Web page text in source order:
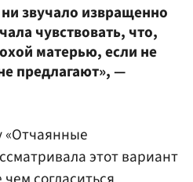
звучало извращенно
чувствовать, что,
матерью, если не
предлагают», —
«Отчаянные
этот вариант